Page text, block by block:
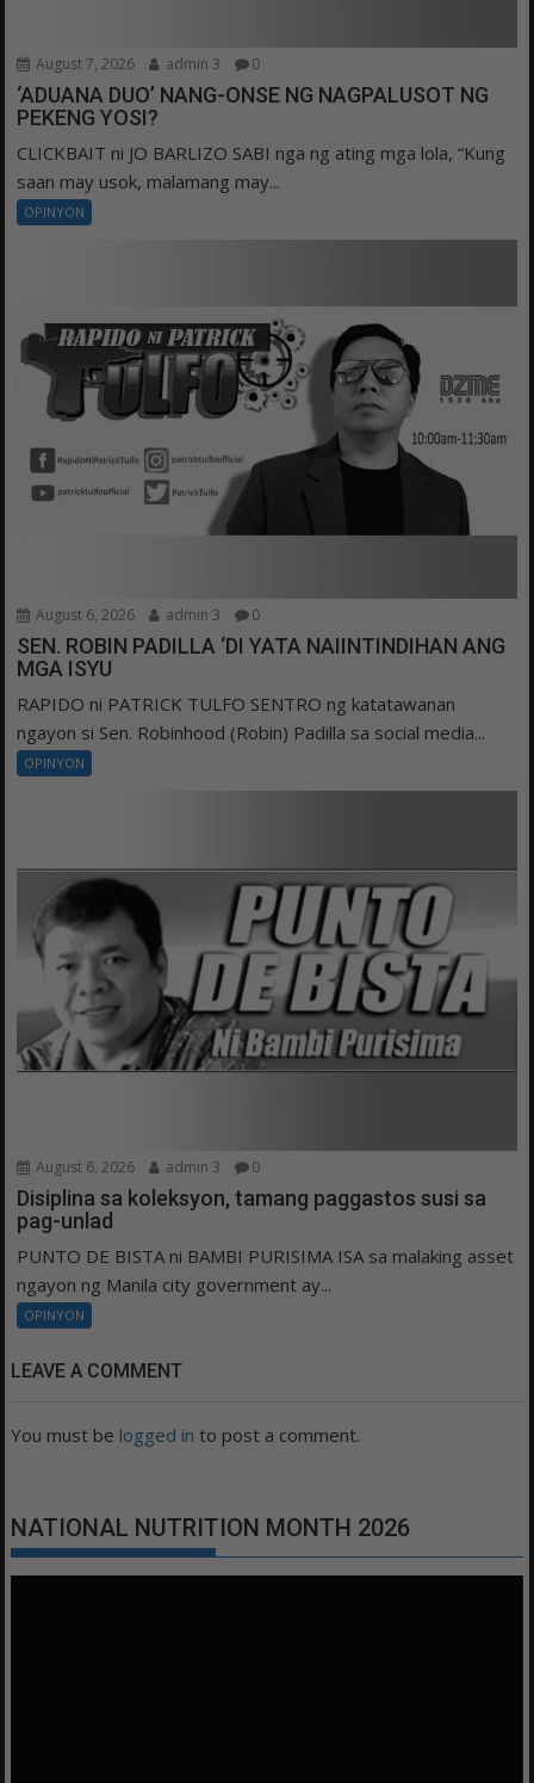
August 7, 2026 admin 3 0
‘ADUANA DUO’ NANG-ONSE NG NAGPALUSOT NG
PEKENG YOSI?
CLICKBAIT ni JO BARLIZO SABI nga ng ating mga lola, “Kung
saan may usok, malamang may...
OPINYON
August 6, 2026 admin 3 0
SEN. ROBIN PADILLA ‘DI YATA NAIINTINDIHAN ANG
MGA ISYU
RAPIDO ni PATRICK TULFO SENTRO ng katatawanan
ngayon si Sen. Robinhood (Robin) Padilla sa social media...
OPINYON
August 6, 2026 admin 3 0
Disiplina sa koleksyon, tamang paggastos susi sa
pag-unlad
PUNTO DE BISTA ni BAMBI PURISIMA ISA sa malaking asset
ngayon ng Manila city government ay...
OPINYON
LEAVE A COMMENT
You must be logged in to post a comment.
NATIONAL NUTRITION MONTH 2026